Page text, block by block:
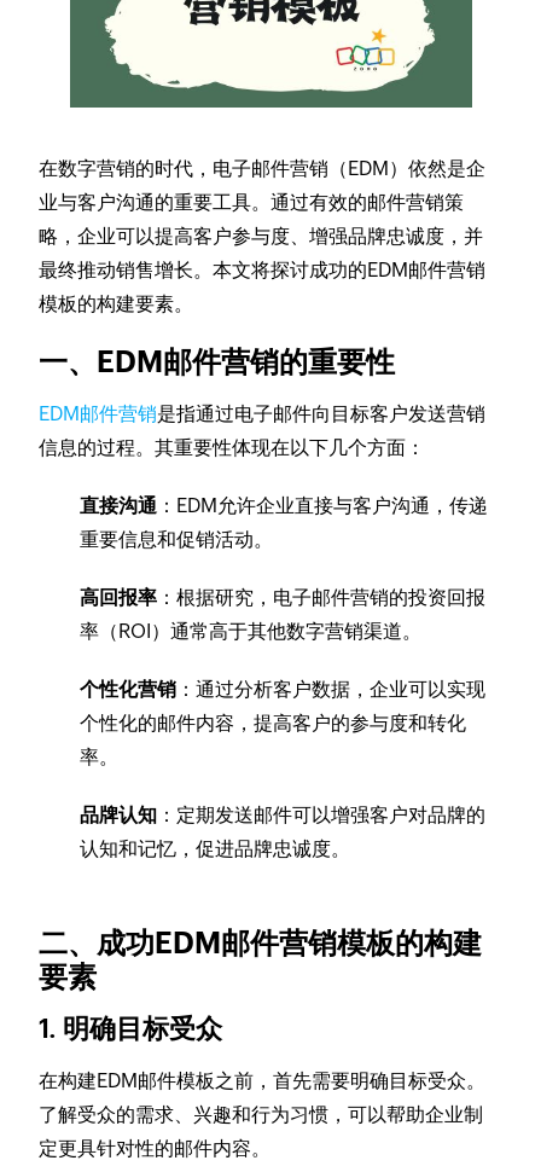
在数字营销的时代，电子邮件营销（EDM）依然是企
业与客户沟通的重要工具。通过有效的邮件营销策
略，企业可以提高客户参与度、增强品牌忠诚度，并
最终推动销售增长。本文将探讨成功的EDM邮件营销
模板的构建要素。
一、EDM邮件营销的重要性
EDM邮件营销是指通过电子邮件向目标客户发送营销
信息的过程。其重要性体现在以下几个方面：
直接沟通 ：EDM允许企业直接与客户沟通，传递
重要信息和促销活动。
高回报率 ：根据研究，电子邮件营销的投资回报
率（ROI）通常高于其他数字营销渠道。
个性化营销 ：通过分析客户数据，企业可以实现
个性化的邮件内容，提高客户的参与度和转化
率。
品牌认知 ：定期发送邮件可以增强客户对品牌的
认知和记忆，促进品牌忠诚度。
二、成功EDM邮件营销模板的构建
要素
1. 明确目标受众
在构建EDM邮件模板之前，首先需要明确目标受众。
了解受众的需求、兴趣和行为习惯，可以帮助企业制
定更具针对性的邮件内容。